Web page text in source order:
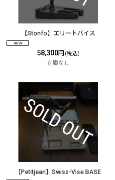
【Stonfo】エリートバイス
58,300円 (税込)
在庫なし
【Petitjean】Swiss-Vise BASE